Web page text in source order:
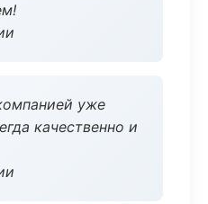
уже
качественно и